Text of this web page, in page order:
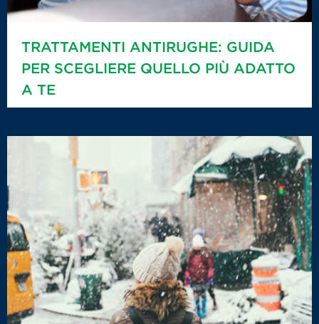
TRATTAMENTI ANTIRUGHE: GUIDA
PER SCEGLIERE QUELLO PIÙ ADATTO
A TE